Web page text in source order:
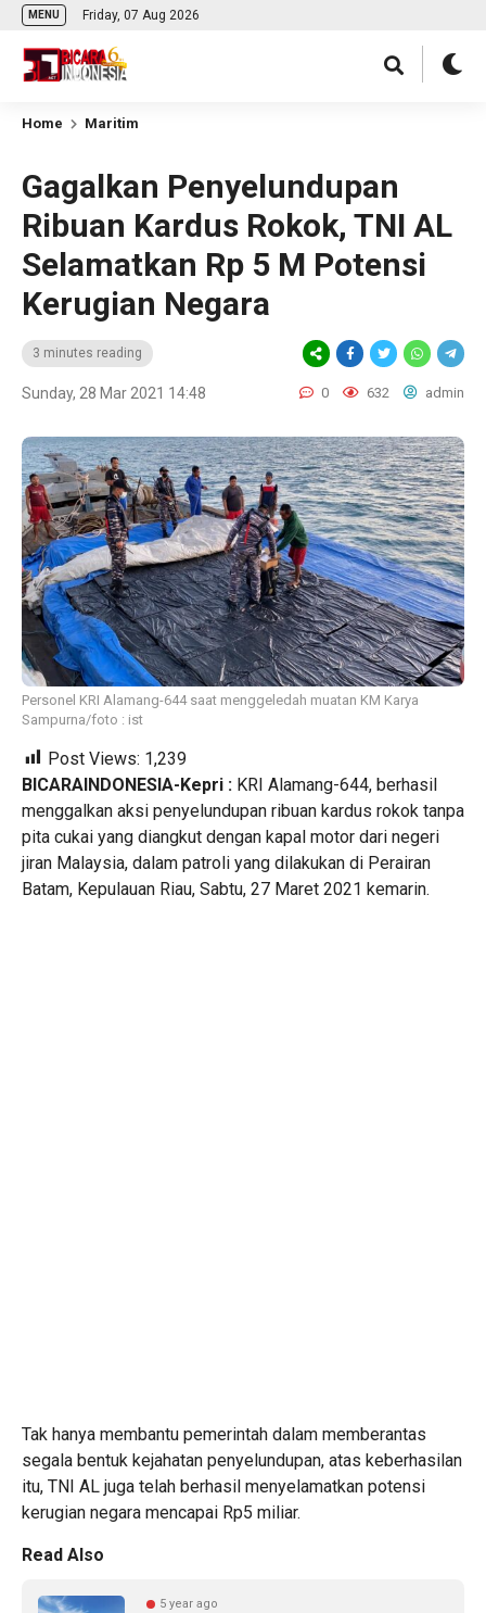
MENU Friday, 07 Aug 2026
Home Maritim
Gagalkan Penyelundupan
Ribuan Kardus Rokok, TNI AL
Selamatkan Rp 5 M Potensi
Kerugian Negara
3 minutes reading
Sunday, 28 Mar 2021 14:48 0 632 admin
Personel KRI Alamang-644 saat menggeledah muatan KM Karya
Sampurna/foto : ist
Post Views: 1,239
BICARAINDONESIA-Kepri : KRI Alamang-644, berhasil
menggalkan aksi penyelundupan ribuan kardus rokok tanpa
pita cukai yang diangkut dengan kapal motor dari negeri
jiran Malaysia, dalam patroli yang dilakukan di Perairan
Batam, Kepulauan Riau, Sabtu, 27 Maret 2021 kemarin.
Tak hanya membantu pemerintah dalam memberantas
segala bentuk kejahatan penyelundupan, atas keberhasilan
itu, TNI AL juga telah berhasil menyelamatkan potensi
kerugian negara mencapai Rp5 miliar.
Read Also
5 year ago